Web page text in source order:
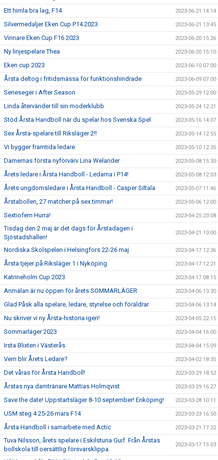
Ett himla bra lag, F14 2023-06-21 14:14
Silvermedaljer Eken Cup P14 2023 2023-06-21 13:45
Vinnare Eken Cup F16 2023 2023-06-20 15:26
Ny linjespelare Thea 2023-06-20 15:10
Eken cup 2023 2023-06-10 07:00
Årsta deltog i fritidsmässa för funktionshindrade 2023-06-09 07:00
Serieseger i After Season 2023-05-29 12:00
Linda återvänder till sin moderklubb 2023-05-24 12:21
Stöd Årsta Handboll när du spelar hos Svenska Spel 2023-05-16 14:07
Sex Årsta-spelare till Riksläger 2!! 2023-05-14 12:55
Vi bygger framtida ledare 2023-05-10 12:35
Damernas första nyförvärv Lina Welander 2023-05-08 15:30
Årets ledare i Årsta Handboll - Ledarna i P14! 2023-05-08 12:03
Årets ungdomsledare i Årsta Handboll - Casper Siltala 2023-05-07 11:46
Årstabollen, 27 matcher på sex timmar! 2023-05-06 12:00
Sextiofem Hurra! 2023-04-25 23:08
Tisdag den 2 maj är det dags för Årstadagen i
Sjöstadshallen!
2023-04-21 10:00
Nordiska Skolspelen i Helsingfors 22-26 maj 2023-04-17 12:36
Årsta tjejer på Riksläger 1 i Nyköping 2023-04-17 12:21
Katrineholm Cup 2023 2023-04-17 08:15
Anmälan är nu öppen för årets SOMMARLÄGER 2023-04-06 13:30
Glad Påsk alla spelare, ledare, styrelse och föräldrar 2023-04-06 13:14
Nu skriver vi ny Årsta-historia igen! 2023-04-05 22:15
Sommarläger 2023 2023-04-04 16:00
Irsta Blixten i Västerås 2023-04-04 15:09
Vem blir Årets Ledare? 2023-04-02 18:35
Det våras för Årsta Handboll! 2023-03-29 18:52
Årstas nya damtränare Mattias Holmqvist 2023-03-29 16:27
Save the date! Uppstartsläger 8-10 september! Enköping! 2023-03-28 10:11
USM steg 4 25-26 mars F14 2023-03-23 16:50
Årsta Handboll i samarbete med Actic 2023-03-21 17:22
Tuva Nilsson, årets spelare i Eskilstuna Guif. Från Årstas
bollskola till oersättlig försvarsklippa.
2023-03-17 15:03